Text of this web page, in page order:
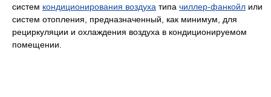
систем кондиционирования воздуха типа чиллер-фанкойл или
систем отопления, предназначенный, как минимум, для
рециркуляции и охлаждения воздуха в кондиционируемом
помещении.